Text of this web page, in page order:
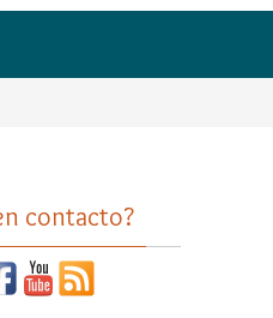
contacto?